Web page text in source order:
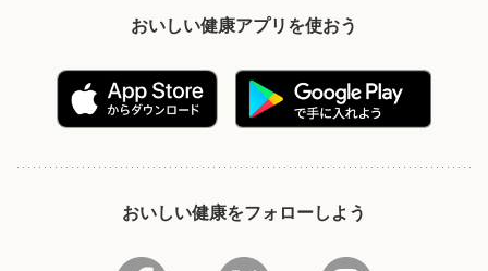
おいしい健康アプリを使おう
おいしい健康をフォローしよう